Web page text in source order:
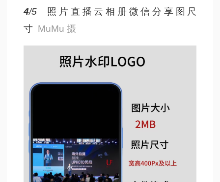
4/5
照片直播云相册微信分享图尺
寸MuMu 摄